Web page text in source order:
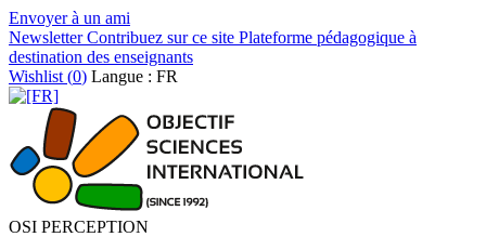
Envoyer à un ami
NewsletterContribuez sur ce site Plateforme pédagogique à
destination des enseignants
Wishlist (0) Langue : FR
OSI PERCEPTION